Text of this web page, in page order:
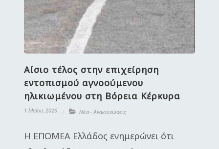
Αίσιο τέλος στην επιχείρηση
εντοπισμού αγνοούμενου
ηλικιωμένου στη Βόρεια Κέρκυρα
1 Μαΐου, 2026 Νέα - Ανακοινώσεις
Η ΕΠΟΜΕΑ Ελλάδος ενημερώνει ότι